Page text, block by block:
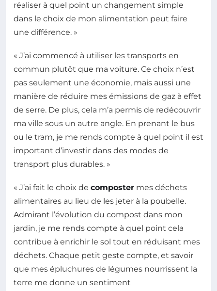
réaliser à quel point un changement simple
dans le choix de mon alimentation peut faire
une différence. »
« J’ai commencé à utiliser les transports en
commun plutôt que ma voiture. Ce choix n’est
pas seulement une économie, mais aussi une
manière de réduire mes émissions de gaz à effet
de serre. De plus, cela m’a permis de redécouvrir
ma ville sous un autre angle. En prenant le bus
ou le tram, je me rends compte à quel point il est
important d’investir dans des modes de
transport plus durables. »
« J’ai fait le choix de composter mes déchets
alimentaires au lieu de les jeter à la poubelle.
Admirant l’évolution du compost dans mon
jardin, je me rends compte à quel point cela
contribue à enrichir le sol tout en réduisant mes
déchets. Chaque petit geste compte, et savoir
que mes épluchures de légumes nourrissent la
terre me donne un sentiment